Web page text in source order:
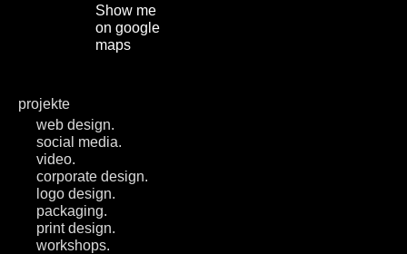
Show me
on google
maps
projekte
web design.
social media.
video.
corporate design.
logo design.
packaging.
print design.
workshops.